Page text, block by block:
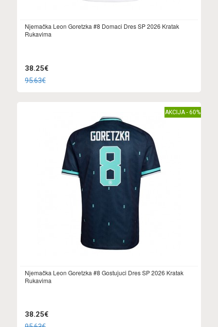
Njemačka Leon Goretzka #8 Domaci Dres SP 2026 Kratak
Rukavima
38.25€
95.63€
AKCIJA - 60%
Njemačka Leon Goretzka #8 Gostujuci Dres SP 2026 Kratak
Rukavima
38.25€